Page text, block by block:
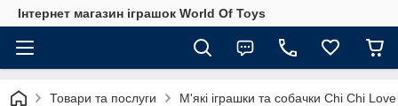
Інтернет магазин іграшок World Of Toys
Товари та послуги М'які іграшки та собачки Chi Chi Love